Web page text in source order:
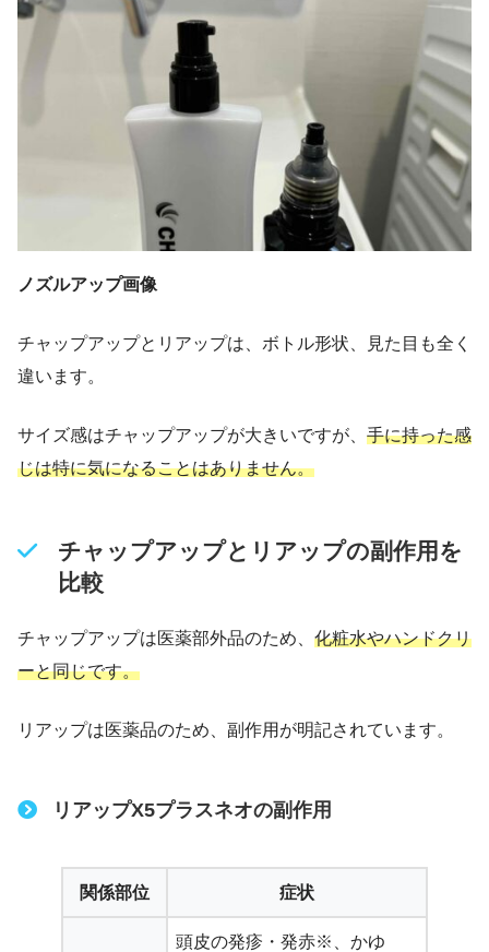
ノズルアップ画像
チャップアップとリアップは、ボトル形状、見た目も全く
違います。
サイズ感はチャップアップが大きいですが、 手に持った感
じは特に気になることはありません。
チャップアップとリアップの副作用を
比較
チャップアップは医薬部外品のため、 化粧水やハンドクリ
ーと同じです。
リアップは医薬品のため、副作用が明記されています。
リアップX5プラスネオの副作用
関係部位 症状
頭皮の発疹・発赤※、かゆ